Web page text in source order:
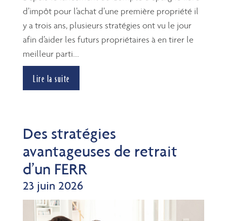
d’impôt pour l’achat d’une première propriété il
y a trois ans, plusieurs stratégies ont vu le jour
afin d’aider les futurs propriétaires à en tirer le
meilleur parti....
Lire la suite
Des stratégies
avantageuses de retrait
d’un FERR
23 juin 2026